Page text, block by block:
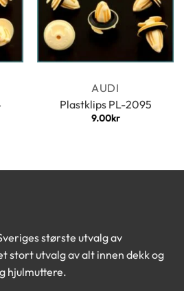
AUDI
Plastklips PL-2095
9.00kr
største utvalg av
stort utvalg av alt innen dekk og
hjulmuttere.